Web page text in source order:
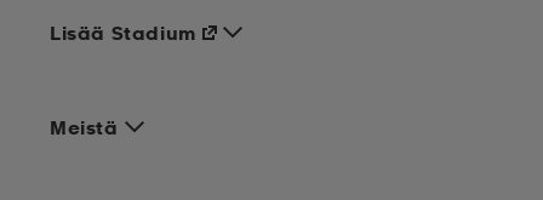
Meistä
Lisää Stadium